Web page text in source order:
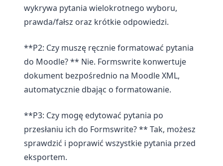
wykrywa pytania wielokrotnego wyboru,
prawda/fałsz oraz krótkie odpowiedzi.
**P2: Czy muszę ręcznie formatować pytania
do Moodle? ** Nie. Formswrite konwertuje
dokument bezpośrednio na Moodle XML,
automatycznie dbając o formatowanie.
**P3: Czy mogę edytować pytania po
przesłaniu ich do Formswrite? ** Tak, możesz
sprawdzić i poprawić wszystkie pytania przed
eksportem.